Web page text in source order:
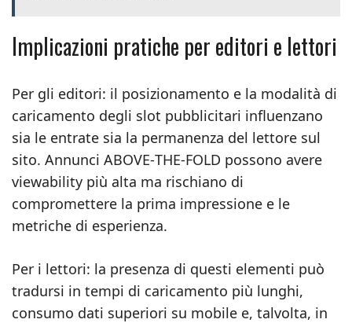
Implicazioni pratiche per editori e lettori
Per gli editori: il posizionamento e la modalità di
caricamento degli slot pubblicitari influenzano
sia le entrate sia la permanenza del lettore sul
sito. Annunci ABOVE‑THE‑FOLD possono avere
viewability più alta ma rischiano di
compromettere la prima impressione e le
metriche di esperienza.
Per i lettori: la presenza di questi elementi può
tradursi in tempi di caricamento più lunghi,
consumo dati superiori su mobile e, talvolta, in